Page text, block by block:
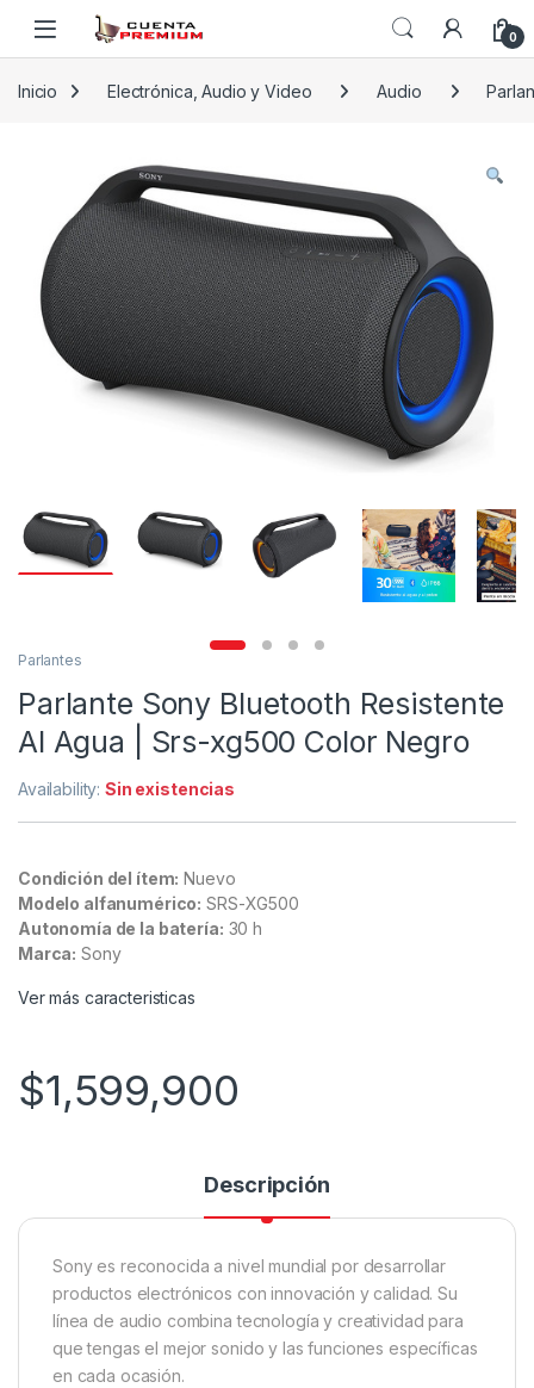
Skip to navigation
Skip to content
0
Inicio Electrónica, Audio y Video Audio
Parlantes
Parlante Sony Bluetooth Resistente
Al Agua | Srs-xg500 Color Negro
Availability:Sin existencias
Condición del ítem: Nuevo
Modelo alfanumérico: SRS-XG500
Autonomía de la batería: 30 h
Marca: Sony
Ver más caracteristicas
$1,599,900
Descripción
Sony es reconocida a nivel mundial por desarrollar
productos electrónicos con innovación y calidad. Su
línea de audio combina tecnología y creatividad para
que tengas el mejor sonido y las funciones específicas
en cada ocasión.